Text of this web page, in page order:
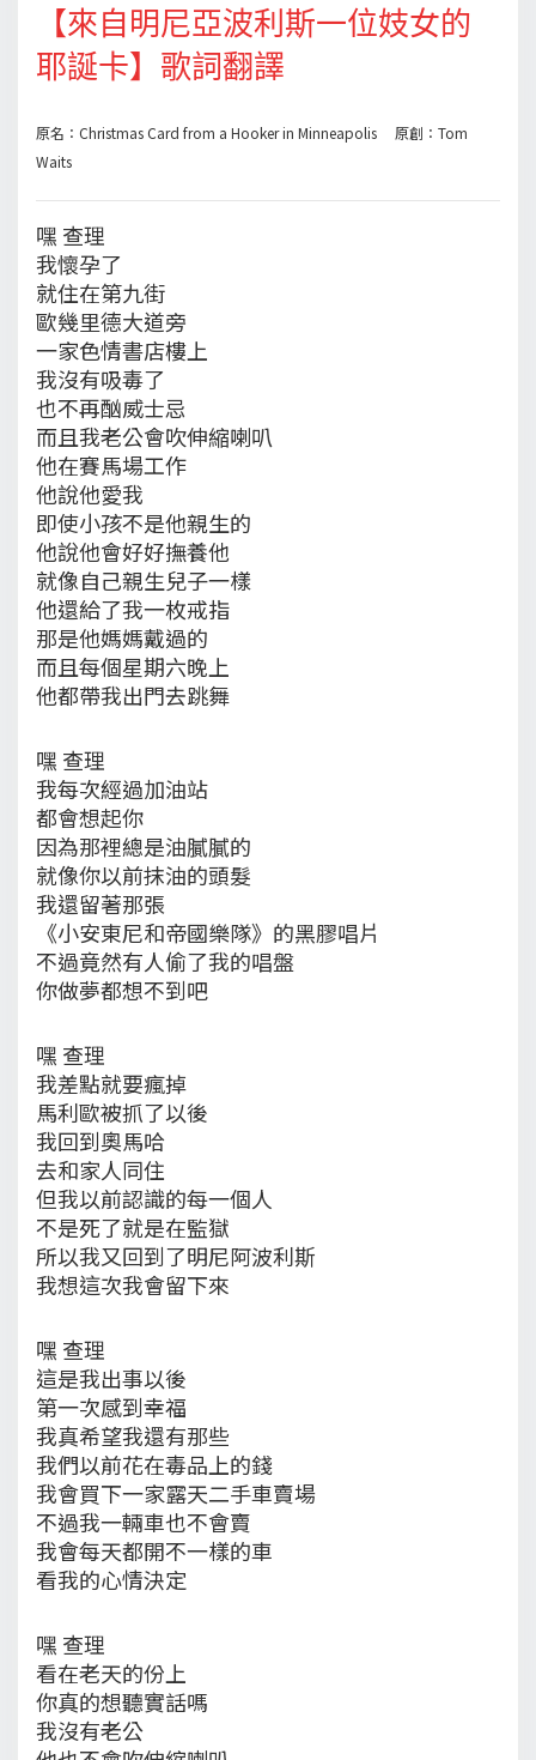
【來自明尼亞波利斯一位妓女的
耶誕卡】歌詞翻譯
原名：Christmas Card from a Hooker in Minneapolis 原創：Tom
Waits
嘿 查理
我懷孕了
就住在第九街
歐幾里德大道旁
一家色情書店樓上
我沒有吸毒了
也不再酗威士忌
而且我老公會吹伸縮喇叭
他在賽馬場工作
他說他愛我
即使小孩不是他親生的
他說他會好好撫養他
就像自己親生兒子一樣
他還給了我一枚戒指
那是他媽媽戴過的
而且每個星期六晚上
他都帶我出門去跳舞
嘿 查理
我每次經過加油站
都會想起你
因為那裡總是油膩膩的
就像你以前抹油的頭髮
我還留著那張
《小安東尼和帝國樂隊》的黑膠唱片
不過竟然有人偷了我的唱盤
你做夢都想不到吧
嘿 查理
我差點就要瘋掉
馬利歐被抓了以後
我回到奧馬哈
去和家人同住
但我以前認識的每一個人
不是死了就是在監獄
所以我又回到了明尼阿波利斯
我想這次我會留下來
嘿 查理
這是我出事以後
第一次感到幸福
我真希望我還有那些
我們以前花在毒品上的錢
我會買下一家露天二手車賣場
不過我一輛車也不會賣
我會每天都開不一樣的車
看我的心情決定
嘿 查理
看在老天的份上
你真的想聽實話嗎
我沒有老公